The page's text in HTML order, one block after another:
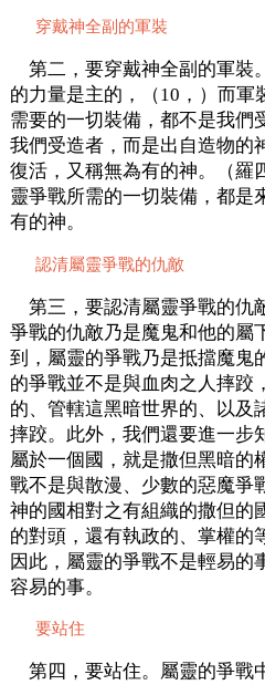
穿戴神全副的軍裝
第二，要穿戴神全副的軍裝
的力量是主的，（10，）而軍
需要的一切裝備，都不是我們
我們受造者，而是出自造物的
復活，又稱無為有的神。（羅
靈爭戰所需的一切裝備，都是
有的神。
認清屬靈爭戰的仇敵
第三，要認清屬靈爭戰的仇
爭戰的仇敵乃是魔鬼和他的屬
到，屬靈的爭戰乃是抵擋魔鬼
的爭戰並不是與血肉之人摔跤
的、管轄這黑暗世界的、以及
摔跤。此外，我們還要進一步
屬於一個國，就是撒但黑暗的
戰不是與散漫、少數的惡魔爭
神的國相對之有組織的撒但的
的對頭，還有執政的、掌權的
因此，屬靈的爭戰不是輕易的
容易的事。
要站住
第四，要站住。屬靈的爭戰